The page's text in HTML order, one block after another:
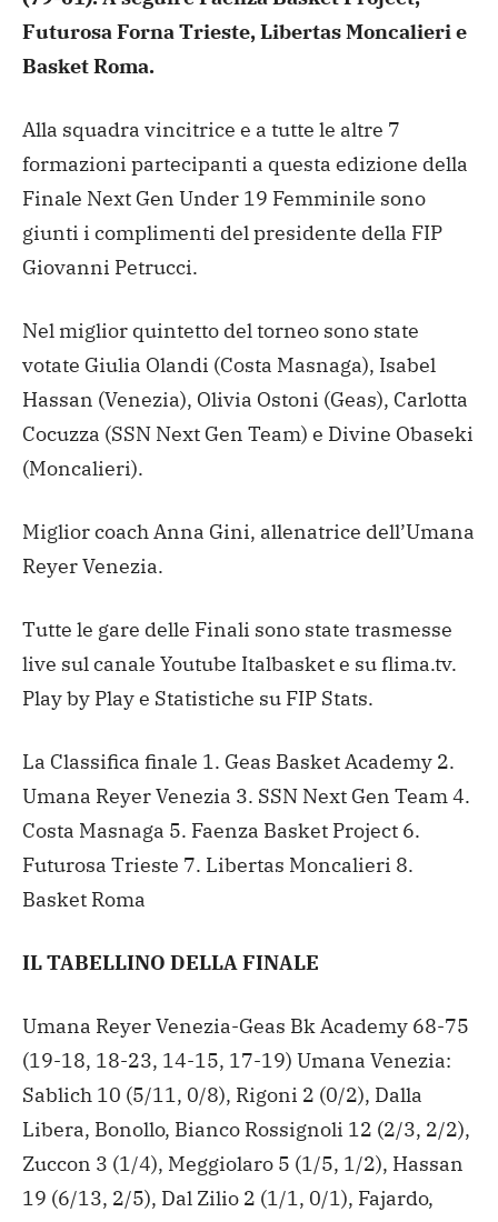
Futurosa Forna Trieste, Libertas Moncalieri e
Basket Roma.
Alla squadra vincitrice e a tutte le altre 7
formazioni partecipanti a questa edizione della
Finale Next Gen Under 19 Femminile sono
giunti i complimenti del presidente della FIP
Giovanni Petrucci.
Nel miglior quintetto del torneo sono state
votate Giulia Olandi (Costa Masnaga), Isabel
Hassan (Venezia), Olivia Ostoni (Geas), Carlotta
Cocuzza (SSN Next Gen Team) e Divine Obaseki
(Moncalieri).
Miglior coach Anna Gini, allenatrice dell’Umana
Reyer Venezia.
Tutte le gare delle Finali sono state trasmesse
live sul canale Youtube Italbasket e su flima.tv.
Play by Play e Statistiche su FIP Stats.
La Classifica finale 1. Geas Basket Academy 2.
Umana Reyer Venezia 3. SSN Next Gen Team4.
Costa Masnaga 5. Faenza Basket Project 6.
Futurosa Trieste 7. Libertas Moncalieri 8.
Basket Roma
IL TABELLINO DELLA FINALE
Umana Reyer Venezia-Geas Bk Academy 68-75
(19-18, 18-23, 14-15, 17-19) Umana Venezia:
Sablich 10 (5/11, 0/8), Rigoni 2 (0/2), Dalla
Libera, Bonollo, Bianco Rossignoli 12 (2/3, 2/2),
Zuccon 3 (1/4), Meggiolaro 5 (1/5, 1/2), Hassan
19 (6/13, 2/5), Dal Zilio 2 (1/1, 0/1), Fajardo,